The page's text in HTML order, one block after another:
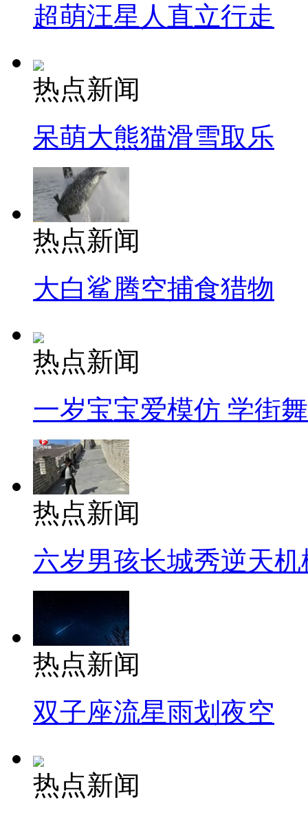
超萌汪星人直立行走
热点新闻
呆萌大熊猫滑雪取乐
热点新闻
大白鲨腾空捕食猎物
热点新闻
一岁宝宝爱模仿 学街
热点新闻
六岁男孩长城秀逆天机
热点新闻
双子座流星雨划夜空
热点新闻